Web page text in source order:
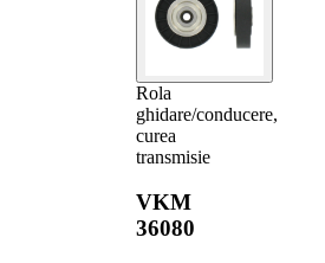
Rola
ghidare/conducere,
curea
transmisie
VKM
36080